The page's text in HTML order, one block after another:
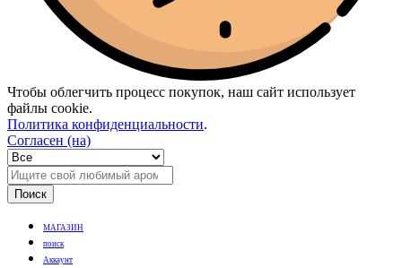
Чтобы облегчить процесс покупок, наш сайт использует
файлы cookie.
Политика конфиденциальности.
Согласен (на)
Поиск
МАГАЗИН
поиск
Аккаунт